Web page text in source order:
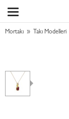
Mortakı » Takı Modelleri